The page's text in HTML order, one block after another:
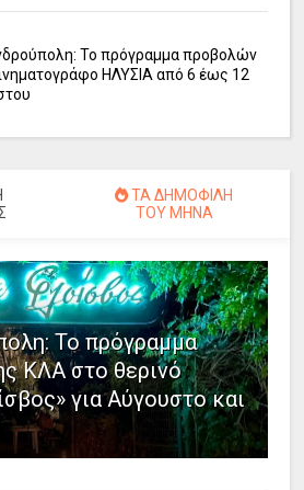
Το πρόγραμμα προβολών
ΗΛΥΣΙΑ από 6 έως 12
ΤΑ ΔΗΜΟΦΙΛΗ
ΤΟΥ ΜΗΝΑ
Το πρόγραμμα
ΚΛΑ στο θερινό
για Αύγουστο και